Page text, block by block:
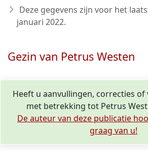
Deze gegevens zijn voor het
januari 2022.
Gezin van Petrus Westen
Heeft u aanvullingen, correcties of
met betrekking tot Petrus
De auteur van deze publicatie
graag van u!